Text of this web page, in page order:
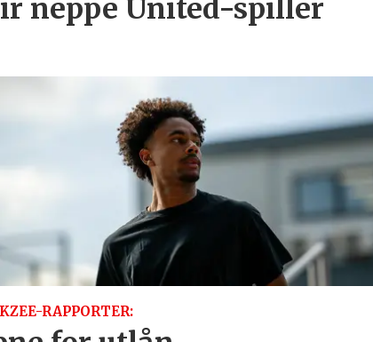
neppe United-spiller
RAPPORTER: